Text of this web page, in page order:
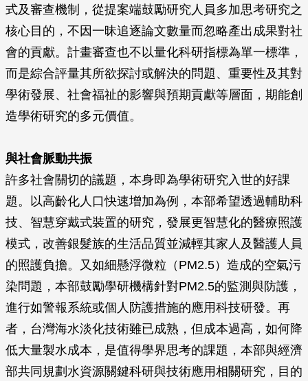
式及審查機制，從提案端鼓勵研究人員多加思考研究之
核心目的，不因一昧追逐論文數量而忽略產出成果對社
會的貢獻。計畫審查也不以量化科研指標為單一標準，
而是綜合評量其所欲探討或解決的問題、重要性及其對
學術發展、社會福祉的影響與預期貢獻等層面，期能創
造學術研究的多元價值。
與社會脈動共振
許多社會關切的議題，本身即為學術研究入世的好課
題。以高齡化人口快速增加為例，本部希望透過輔助科
技、智慧穿戴式裝置的研究，發展更智慧化的醫療照護
模式，改善銀髮族的生活品質並減輕其家人及醫護人員
的照護負擔。又如細懸浮微粒（PM2.5）造成的空氣污
染問題，本部鼓勵學研機構針對PM2.5的監測與防護，
進行如警報系統或個人防護措施的應用科技研發。再
者，台灣海水淡化技術雖已成熟，但成本過高，如何降
低大量製水成本，是值得學界思考的課題，本部與經濟
部共同規劃水資源關鍵科研與技術應用相關研究，目的